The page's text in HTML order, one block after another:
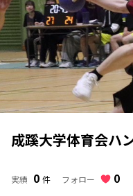
成蹊大学体育会ハ
実績 0 件 フォロー 0